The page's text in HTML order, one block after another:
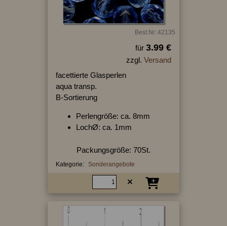
Best.Nr.:42135
für 3.99 €
zzgl. Versand
facettierte Glasperlen
aqua transp.
B-Sortierung
Perlengröße: ca. 8mm
LochØ: ca. 1mm
Packungsgröße: 70St.
Kategorie: Sonderangebote